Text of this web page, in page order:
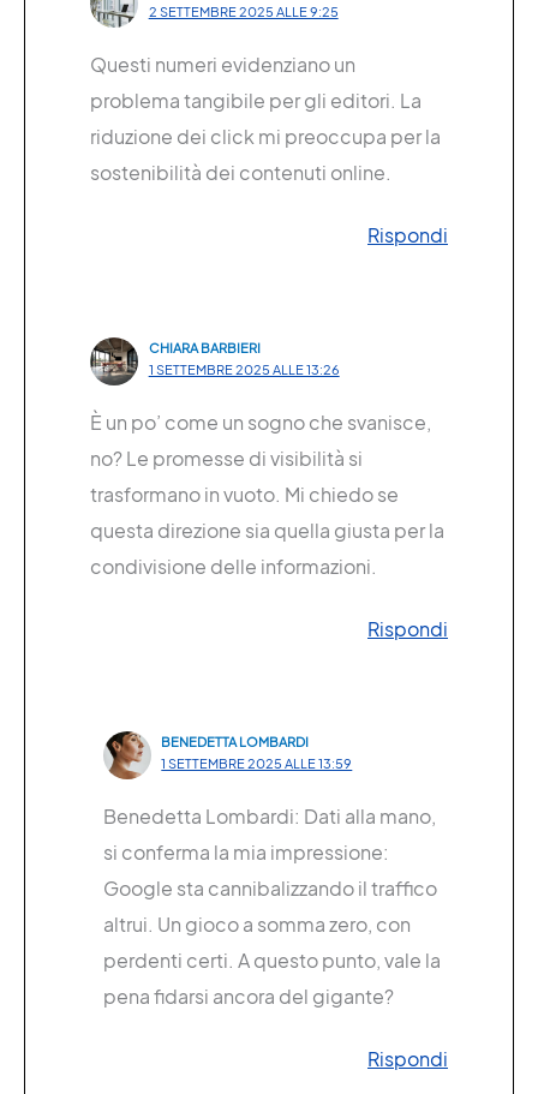
2 SETTEMBRE 2025 ALLE 9:25
Questi numeri evidenziano un
problema tangibile per gli editori. La
riduzione dei click mi preoccupa per la
sostenibilità dei contenuti online.
Rispondi
CHIARA BARBIERI
1 SETTEMBRE 2025 ALLE 13:26
È un po’ come un sogno che svanisce,
no? Le promesse di visibilità si
trasformano in vuoto. Mi chiedo se
questa direzione sia quella giusta per la
condivisione delle informazioni.
Rispondi
BENEDETTA LOMBARDI
1 SETTEMBRE 2025 ALLE 13:59
Benedetta Lombardi: Dati alla mano,
si conferma la mia impressione:
Google sta cannibalizzando il traffico
altrui. Un gioco a somma zero, con
perdenti certi. A questo punto, vale la
pena fidarsi ancora del gigante?
Rispondi